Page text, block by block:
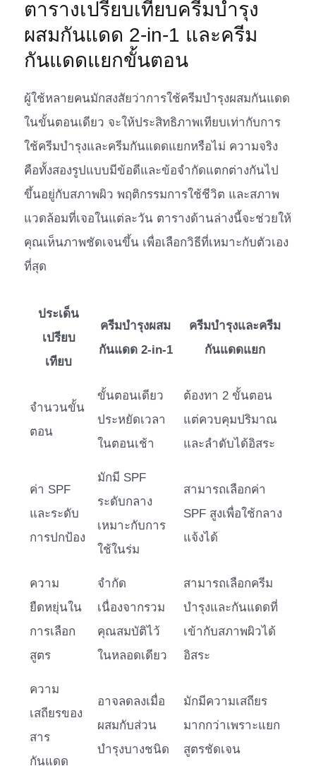
ตารางเปรียบเทียบครีมบำรุง
ผสมกันแดด 2-in-1 และครีม
กันแดดแยกขั้นตอน
ผู้ใช้หลายคนมักสงสัยว่าการใช้ครีมบำรุงผสมกันแดด
ในขั้นตอนเดียว จะให้ประสิทธิภาพเทียบเท่ากับการ
ใช้ครีมบำรุงและครีมกันแดดแยกหรือไม่ ความจริง
คือทั้งสองรูปแบบมีข้อดีและข้อจำกัดแตกต่างกันไป
ขึ้นอยู่กับสภาพผิว พฤติกรรมการใช้ชีวิต และสภาพ
แวดล้อมที่เจอในแต่ละวัน ตารางด้านล่างนี้จะช่วยให้
คุณเห็นภาพชัดเจนขึ้น เพื่อเลือกวิธีที่เหมาะกับตัวเอง
ที่สุด
ประเด็น
เปรียบ
เทียบ
ครีมบำรุงผสม
กันแดด 2-in-1
ครีมบำรุงและครีม
กันแดดแยก
จำนวนขั้น
ตอน
ขั้นตอนเดียว
ประหยัดเวลา
ในตอนเช้า
ต้องทา 2 ขั้นตอน
แต่ควบคุมปริมาณ
และลำดับได้อิสระ
ค่า SPF
และระดับ
การปกป้อง
มักมี SPF
ระดับกลาง
เหมาะกับการ
ใช้ในร่ม
สามารถเลือกค่า
SPF สูงเพื่อใช้กลาง
แจ้งได้
ความ
ยืดหยุ่นใน
การเลือก
สูตร
จำกัด
เนื่องจากรวม
คุณสมบัติไว้
ในหลอดเดียว
สามารถเลือกครีม
บำรุงและกันแดดที่
เข้ากับสภาพผิวได้
อิสระ
ความ
เสถียรของ
สาร
กันแดด
อาจลดลงเมื่อ
ผสมกับส่วน
บำรุงบางชนิด
มักมีความเสถียร
มากกว่าเพราะแยก
สูตรชัดเจน